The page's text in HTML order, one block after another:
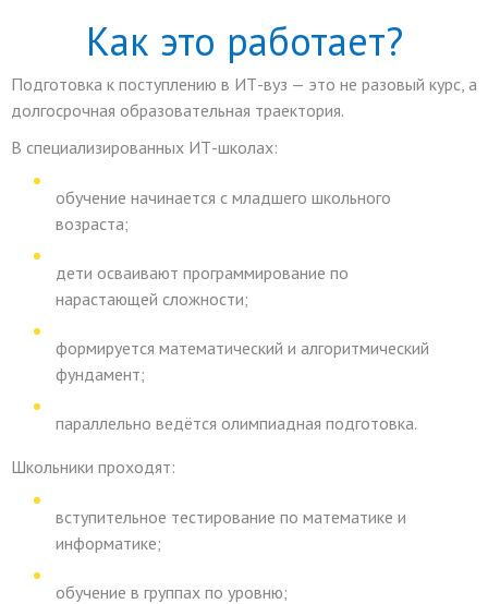
Как это работает?
Подготовка к поступлению в ИТ-вуз — это не разовый курс, а
долгосрочная образовательная траектория.
В специализированных ИТ-школах:
обучение начинается с младшего школьного
возраста;
дети осваивают программирование по
нарастающей сложности;
формируется математический и алгоритмический
фундамент;
параллельно ведётся олимпиадная подготовка.
Школьники проходят:
вступительное тестирование по математике и
информатике;
обучение в группах по уровню;